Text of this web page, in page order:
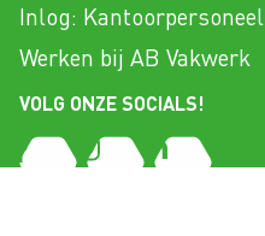
Inlog: Kantoorpersoneel
Werken bij AB Vakwerk
VOLG ONZE SOCIALS!